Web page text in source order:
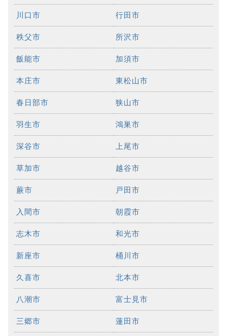
川口市 行田市
秩父市 所沢市
飯能市 加須市
本庄市 東松山市
春日部市 狭山市
羽生市 鴻巣市
深谷市 上尾市
草加市 越谷市
蕨市 戸田市
入間市 朝霞市
志木市 和光市
新座市 桶川市
久喜市 北本市
八潮市 富士見市
三郷市 蓮田市